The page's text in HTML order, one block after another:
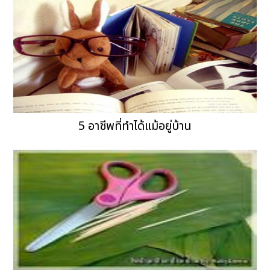
5 อาชีพที่ทำได้แม้อยู่บ้าน